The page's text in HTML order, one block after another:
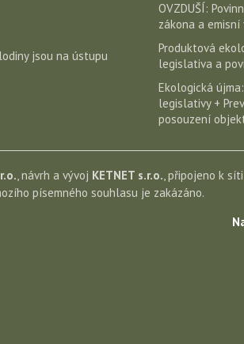
jsou na ústupu
OVZDUŠÍ:
zákona a emisní
Produktová
legislativa a
Ekologická
legislativy +
posouzení
, návrh a vývoj KETNET s.r.o., připojeno k
písemného souhlasu je zakázáno.